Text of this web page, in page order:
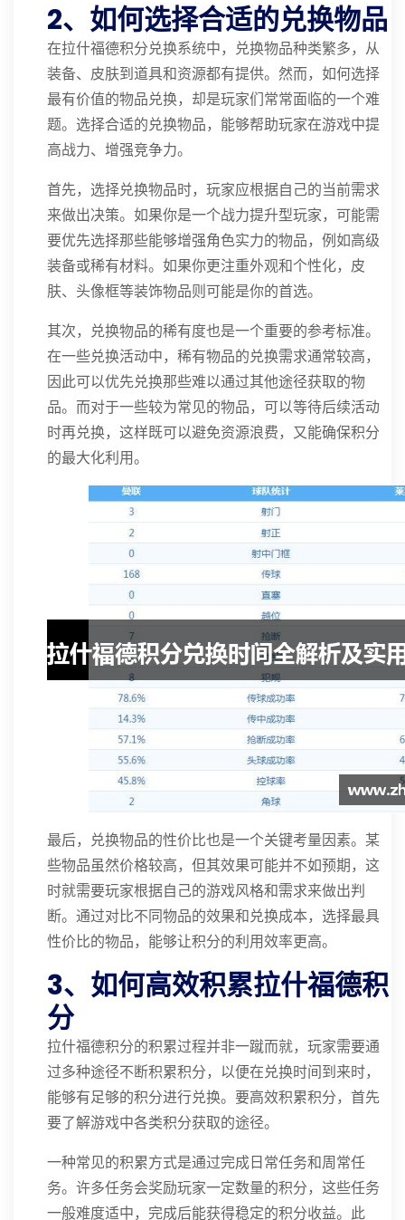
2、如何选择合适的兑换物品
在拉什福德积分兑换系统中，兑换物品种类繁多，从
装备、皮肤到道具和资源都有提供。然而，如何选择
最有价值的物品兑换，却是玩家们常常面临的一个难
题。选择合适的兑换物品，能够帮助玩家在游戏中提
高战力、增强竞争力。
首先，选择兑换物品时，玩家应根据自己的当前需求
来做出决策。如果你是一个战力提升型玩家，可能需
要优先选择那些能够增强角色实力的物品，例如高级
装备或稀有材料。如果你更注重外观和个性化，皮
肤、头像框等装饰物品则可能是你的首选。
其次，兑换物品的稀有度也是一个重要的参考标准。
在一些兑换活动中，稀有物品的兑换需求通常较高，
因此可以优先兑换那些难以通过其他途径获取的物
品。而对于一些较为常见的物品，可以等待后续活动
时再兑换，这样既可以避免资源浪费，又能确保积分
的最大化利用。
最后，兑换物品的性价比也是一个关键考量因素。某
些物品虽然价格较高，但其效果可能并不如预期，这
时就需要玩家根据自己的游戏风格和需求来做出判
断。通过对比不同物品的效果和兑换成本，选择最具
性价比的物品，能够让积分的利用效率更高。
3、如何高效积累拉什福德积
分
拉什福德积分的积累过程并非一蹴而就，玩家需要通
过多种途径不断积累积分，以便在兑换时间到来时，
能够有足够的积分进行兑换。要高效积累积分，首先
要了解游戏中各类积分获取的途径。
一种常见的积累方式是通过完成日常任务和周常任
务。许多任务会奖励玩家一定数量的积分，这些任务
一般难度适中，完成后能获得稳定的积分收益。此